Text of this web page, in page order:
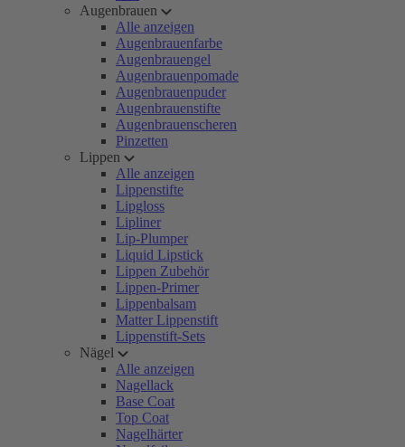
Augenbrauen
Alle anzeigen
Augenbrauenfarbe
Augenbrauengel
Augenbrauenpomade
Augenbrauenpuder
Augenbrauenstifte
Augenbrauenscheren
Pinzetten
Lippen
Alle anzeigen
Lippenstifte
Lipgloss
Lipliner
Lip-Plumper
Liquid Lipstick
Lippen Zubehör
Lippen-Primer
Lippenbalsam
Matter Lippenstift
Lippenstift-Sets
Nägel
Alle anzeigen
Nagellack
Base Coat
Top Coat
Nagelhärter